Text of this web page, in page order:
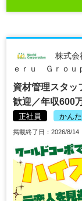
株式会
ｅｒｕ Ｇｒｏｕ
資材管理スタ
歓迎／年収600
正社員 かん
掲載終了日：2026/8/14